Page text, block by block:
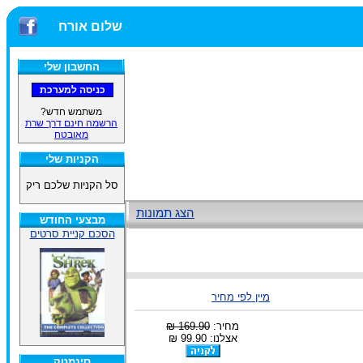
שלום אורח
החשבון שלי
משתמש חדש?
הרשמה חינם דרך שרת
מאובטח
הקניות שלי
סל הקניות שלכם ריק
מבצעי החודש
הסכם קניית סרטים
הצג תמונות
מיין לפי מחיר
מחיר: 169.90 ₪
אצלנו: 99.90 ₪